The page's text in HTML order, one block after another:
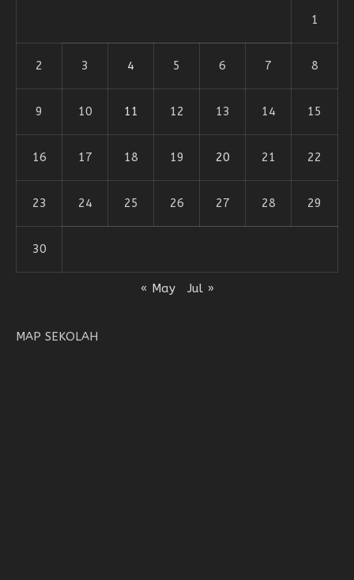
1
2 3 4 5 6 7 8
9 10 11 12 13 14 15
16 17 18 19 20 21 22
23 24 25 26 27 28 29
30
« May Jul »
MAP SEKOLAH